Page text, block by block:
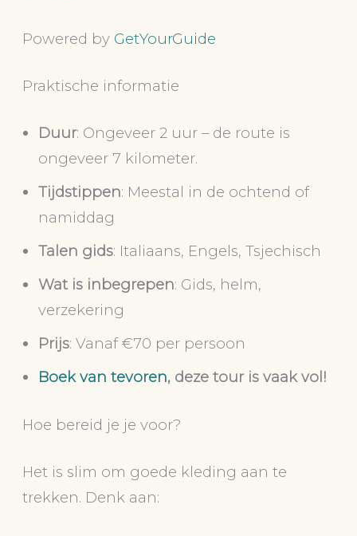
Powered by GetYourGuide
Praktische informatie
Duur: Ongeveer 2 uur – de route is
ongeveer 7 kilometer.
Tijdstippen: Meestal in de ochtend of
namiddag
Talen gids: Italiaans, Engels, Tsjechisch
Wat is inbegrepen: Gids, helm,
verzekering
Prijs: Vanaf €70 per persoon
Boek van tevoren, deze tour is vaak vol!
Hoe bereid je je voor?
Het is slim om goede kleding aan te
trekken. Denk aan: